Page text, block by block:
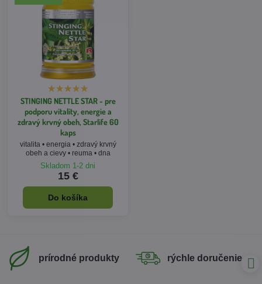
STINGING NETTLE STAR - pre
podporu vitality, energie a
zdravý krvný obeh, Starlife 60
kaps
vitalita • energia • zdravý krvný
obeh a cievy • reuma • dna
Skladom 1-2 dni
15 €
Do košíka
prírodné produkty rýchle doručenie